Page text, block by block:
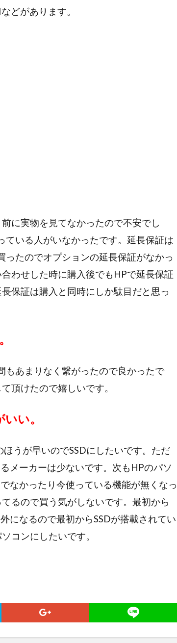
どがあります。
に実物を見てなかったので不安でし
いる人がいなかったです。延長保証は
ったのでオプションの延長保証がなかっ
わせした時に購入後でもHPで延長保証
保証は購入と同時にしか駄目だと思っ
もあまりなく繋がったので良かったで
頂けたので嬉しいです。
い。
うが早いのでSSDにしたいです。ただ
メーカーは少ないです。次もHPのパソ
なかったり今使っている機能が無くなっ
るので買う気がしないです。最初から
になるので最初からSSDが搭載されてい
コンにしたいです。